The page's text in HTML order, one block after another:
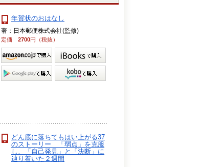
年賀状のおはなし
著：日本郵便株式会社(監修)
定価 2700円（税抜）
どん底に落ちてもはい上がる37
のストーリー 「弱点」を克服
し、「自己発見」と「決断」に
辿り着いた２週間